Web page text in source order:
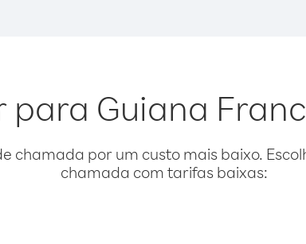
para Guiana
chamada por um custo mais baixo.
chamada com tarifas baixas: